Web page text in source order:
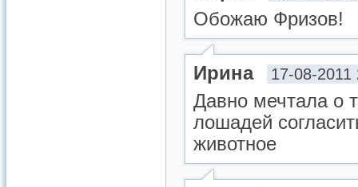
Обожаю Фризов!
Ирина 17-08-2011
Давно мечтала о
лошадей
животное